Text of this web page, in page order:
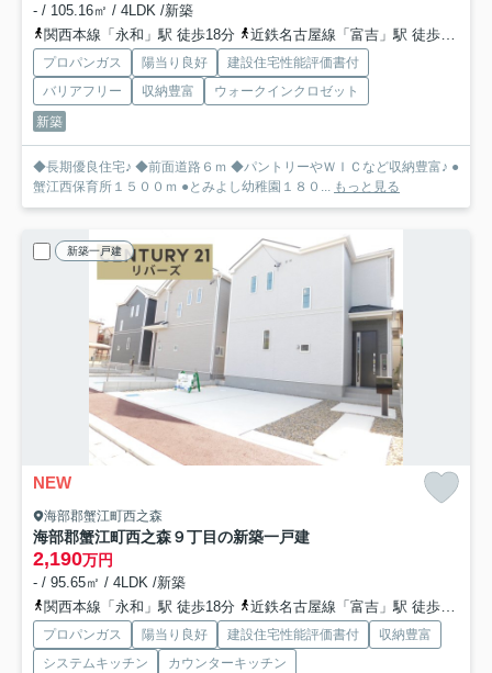
- / 105.16㎡ / 4LDK /新築
関西本線「永和」駅 徒歩18分
近鉄名古屋線「富吉」駅 徒歩25分
プロパンガス 陽当り良好
建設住宅性能評価書付
バリアフリー
収納豊富
ウォークインクロゼット
新築
◆長期優良住宅♪ ◆前面道路６ｍ ◆パントリーやＷＩＣなど収納豊富♪ ●
蟹江西保育所１５００ｍ ●とみよし幼稚園１８０... もっと見る
新築一戸建
NEW
海部郡蟹江町西之森
海部郡蟹江町西之森９丁目の新築一戸建
2,190万円
- / 95.65㎡ / 4LDK /新築
関西本線「永和」駅 徒歩18分
近鉄名古屋線「富吉」駅 徒歩25分
プロパンガス 陽当り良好 建設住宅性能評価書付
収納豊富
システムキッチン
カウンターキッチン